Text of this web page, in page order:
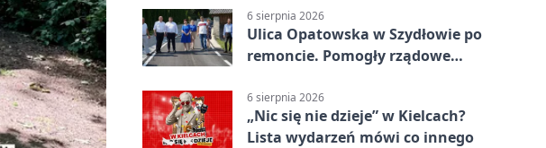
6 sierpnia 2026
Ulica Opatowska w Szydłowie po
remoncie. Pomogły rządowe
6 sierpnia 2026
„Nic się nie dzieje” w Kielcach?
Lista wydarzeń mówi co innego